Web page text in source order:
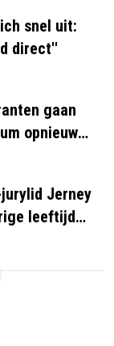
snel uit:
direct''
gaan
opnieuw
Jerney
leeftijd